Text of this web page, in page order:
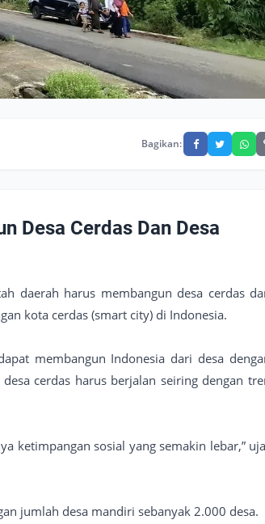
Bagikan:
Desa Cerdas Dan Desa
daerah harus membangun desa cerdas
kota cerdas (smart city) di Indonesia.
membangun Indonesia dari desa
cerdas harus berjalan seiring dengan
ketimpangan sosial yang semakin lebar,”
jumlah desa mandiri sebanyak 2.000 desa.